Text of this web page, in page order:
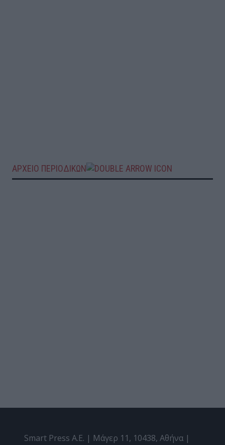
ΑΡΧΕΙΟ ΠΕΡΙΟΔΙΚΩΝ
Smart Press A.E. | Μάγερ 11, 10438, Αθήνα |